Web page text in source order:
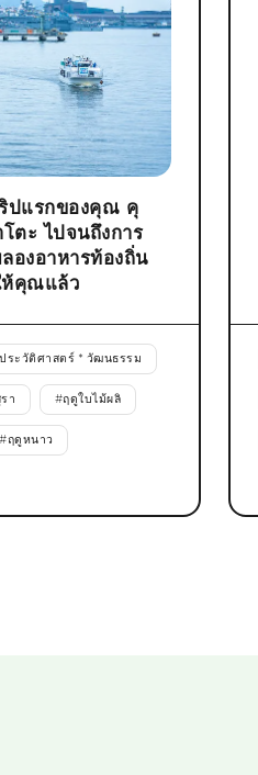
ปแรกของคุณ คุ
ตะ ไปจนถึงการ
องอาหารท้องถิ่น
ห้คุณแล้ว
ประวัติศาสตร์ * วัฒนธรรม
า #ฤดูใบไม้ผลิ
#ฤดูหนาว